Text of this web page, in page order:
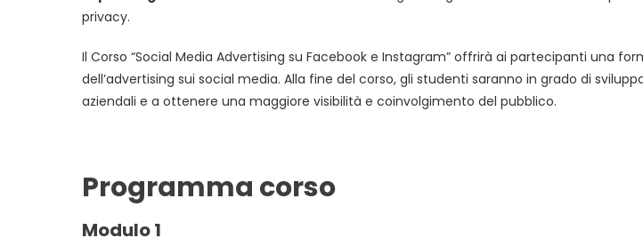
privacy.
Il Corso “Social Media Advertising su Facebook e Instagram” offrirà ai partecipanti una
dell’advertising sui social media. Alla fine del corso, gli studenti saranno in grado di
aziendali e a ottenere una maggiore visibilità e coinvolgimento del pubblico.
Programma corso
Modulo 1